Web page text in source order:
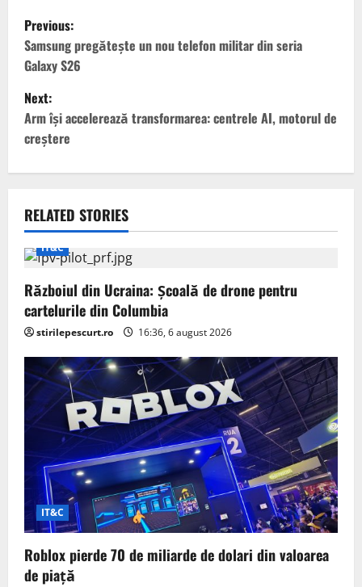
P
o
s
t
n
v
i
g
a
t
i
o
n
Previous:
Samsung pregătește un nou telefon militar din seria
Galaxy S26
Next:
Arm își accelerează transformarea: centrele AI, motorul de
creștere
RELATED STORIES
IT&C
Războiul din Ucraina: Școală de drone pentru
cartelurile din Columbia
stirilepescurt.ro 16:36, 6 august 2026
IT&C
Roblox pierde 70 de miliarde de dolari din valoarea
de piață